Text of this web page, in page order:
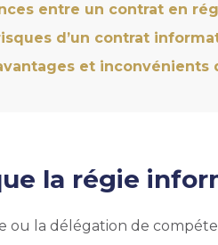
entre un contrat en
d’un contrat
et
la régie
ou la délégation de